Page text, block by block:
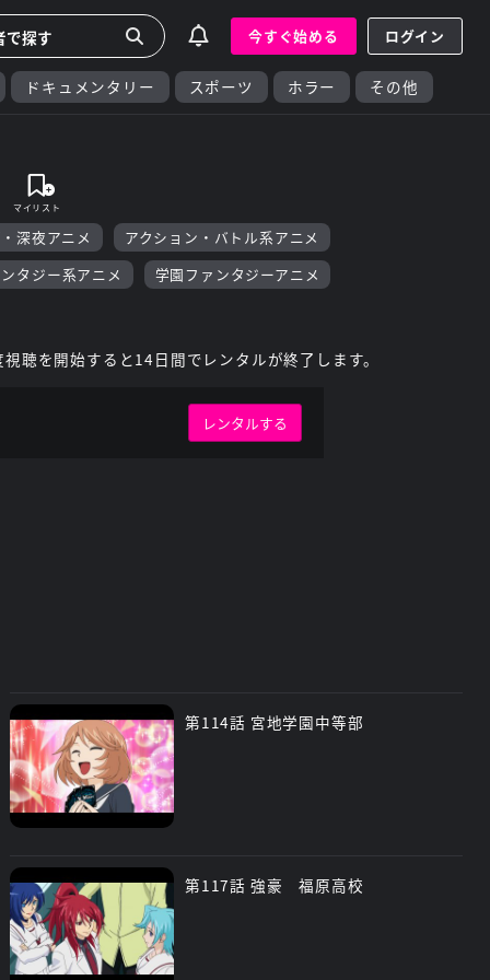
今すぐ始める ログイン
ドキュメンタリー スポーツ ホラー その他
深夜アニメ
アクション・バトル系アニメ
タジー系アニメ 学園ファンタジーアニメ
聴を開始すると14日間でレンタルが終了します。
レンタルする
第114話 宮地学園中等部
第117話 強豪 福原高校